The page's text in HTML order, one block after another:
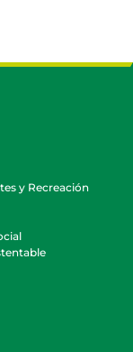
y Recreación